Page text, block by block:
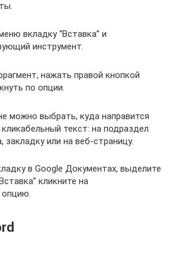
вкладку “Вставка” и
инструмент.
нажать правой кнопкой
по опции.
можно выбрать, куда направится
текст: на подраздел
закладку или на веб-страницу.
в Google Документах, выделите
кликните на